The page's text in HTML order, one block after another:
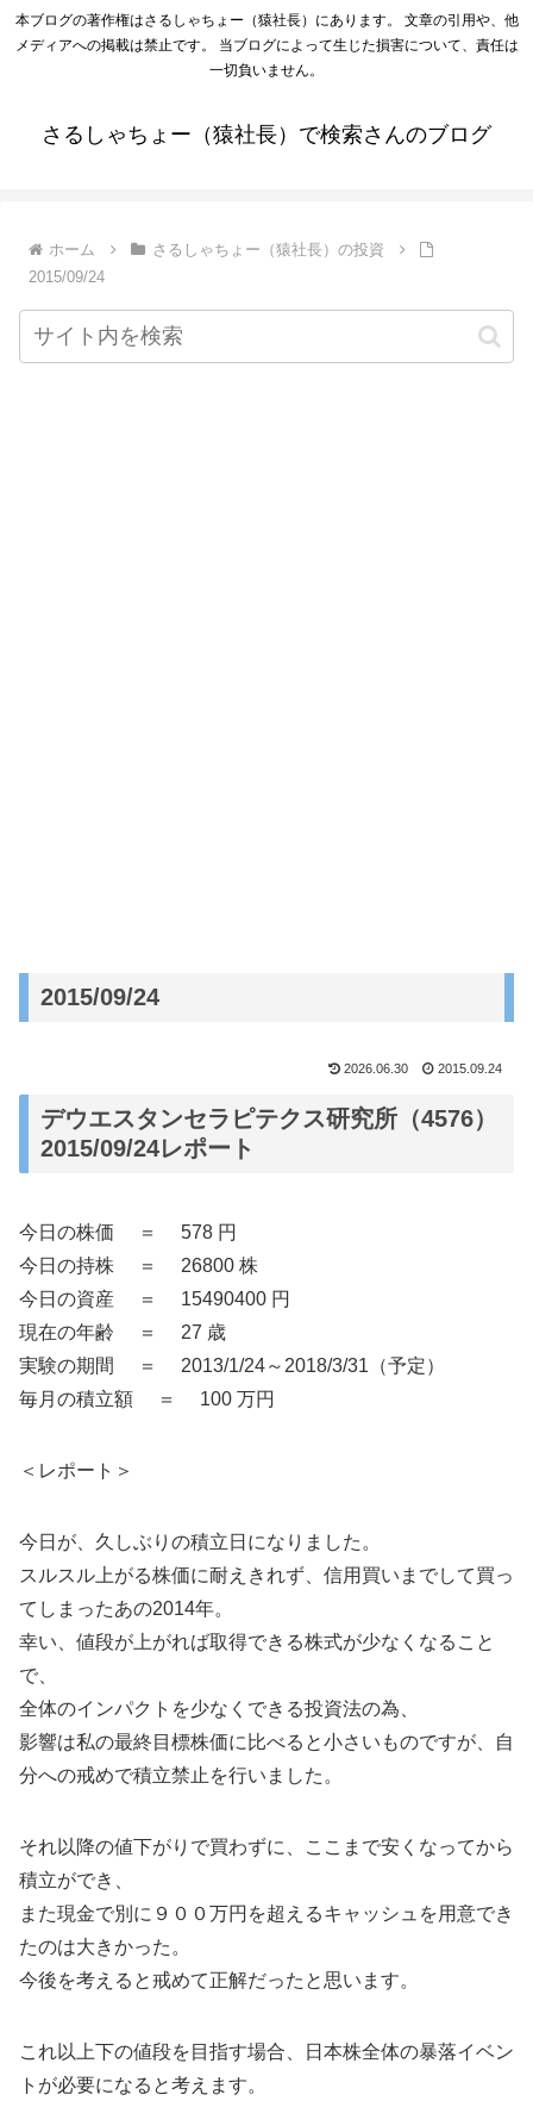
本ブログの著作権はさるしゃちょー（猿社長）にあります。 文章の引用や、他
メディアへの掲載は禁止です。 当ブログによって生じた損害について、責任は
一切負いません。
さるしゃちょー（猿社長）で検索さんのブログ
ホーム
さるしゃちょー（猿社長）の投資
2015/09/24
2015/09/24
2026.06.30 2015.09.24
デウエスタンセラピテクス研究所（4576）
2015/09/24レポート
今日の株価 ＝ 578 円
今日の持株 ＝ 26800 株
今日の資産 ＝ 15490400 円
現在の年齢 ＝ 27 歳
実験の期間 ＝ 2013/1/24～2018/3/31（予定）
毎月の積立額 ＝ 100 万円
＜レポート＞
今日が、久しぶりの積立日になりました。
スルスル上がる株価に耐えきれず、信用買いまでして買っ
てしまったあの2014年。
幸い、値段が上がれば取得できる株式が少なくなること
で、
全体のインパクトを少なくできる投資法の為、
影響は私の最終目標株価に比べると小さいものですが、自
分への戒めで積立禁止を行いました。
それ以降の値下がりで買わずに、ここまで安くなってから
積立ができ、
また現金で別に９００万円を超えるキャッシュを用意でき
たのは大きかった。
今後を考えると戒めて正解だったと思います。
これ以上下の値段を目指す場合、日本株全体の暴落イベン
トが必要になると考えます。